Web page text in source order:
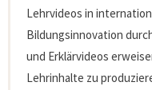
Lehrvideos in
Bildungsinnovation
und Erklärvideos
Lehrinhalte zu